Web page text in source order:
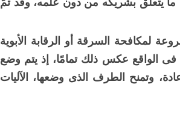
لمكافحة السرقة أو الرقابة الأبوية
فى الواقع عكس ذلك تمامًا، إذ يتم وضع
وتمنح الطرف الذى وضعها، الآليات